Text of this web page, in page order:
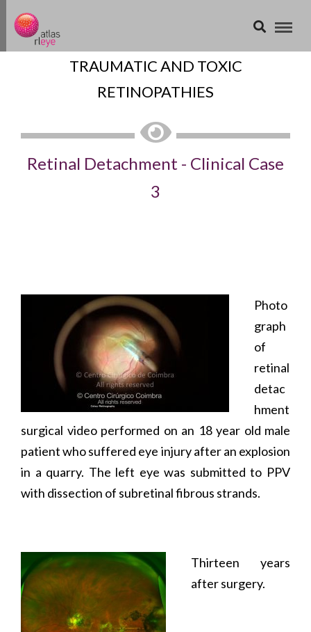
TRAUMATIC AND TOXIC
RETINOPATHIES
Retinal Detachment - Clinical Case
3
Photo
graph
of
retinal
detac
hment
surgical video performed on an 18 year old male
patient who suffered eye injury after an explosion
in a quarry. The left eye was submitted to PPV
with dissection of subretinal fibrous strands.
Thirteen years
after surgery.